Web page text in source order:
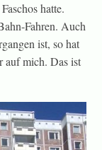
hatte.
Fahren. Auch
ist, so hat
auf mich. Das ist